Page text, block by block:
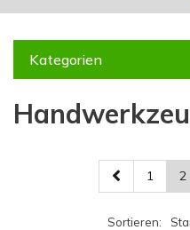
Kategorien
1 2
Sortieren: